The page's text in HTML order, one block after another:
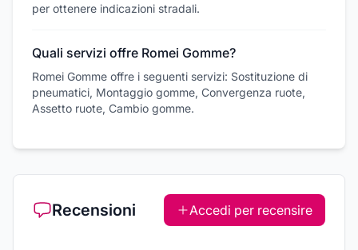
per ottenere indicazioni stradali.
Quali servizi offre Romei Gomme?
Romei Gomme offre i seguenti servizi: Sostituzione di
pneumatici, Montaggio gomme, Convergenza ruote,
Assetto ruote, Cambio gomme.
Recensioni Accedi per recensire